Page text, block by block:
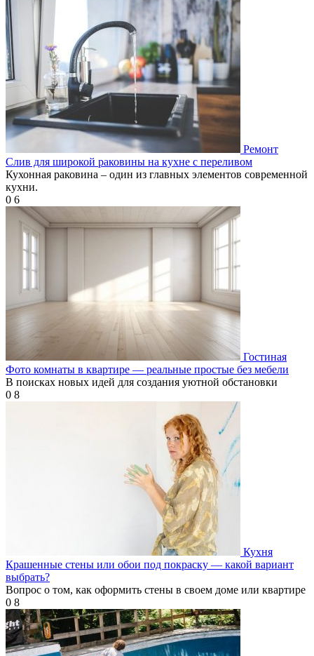
Ремонт
Слив для широкой раковины на кухне с переливом
Кухонная раковина – один из главных элементов современной
кухни.
0 6
Гостиная
Фото комнаты в квартире — реальные простые без мебели
В поисках новых идей для создания уютной обстановки
0 8
Кухня
Крашенные стены или обои под покраску — какой вариант
выбрать?
Вопрос о том, как оформить стены в своем доме или квартире
0 8